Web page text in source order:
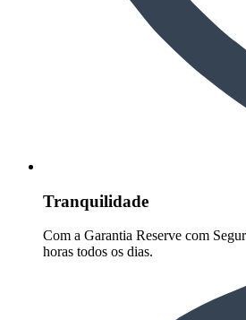
Tranquilidade
Com a Garantia Reserve com
horas todos os dias.